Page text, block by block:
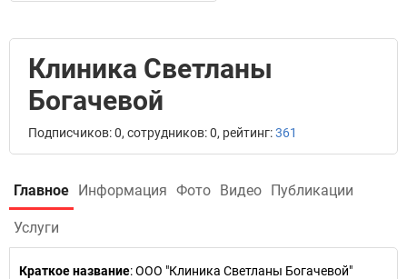
Клиника Светланы
Богачевой
Подписчиков: 0, сотрудников: 0, рейтинг:361
Главное Информация Фото Видео Публикации
Услуги
Краткое название:ООО "Клиника Светланы Богачевой"